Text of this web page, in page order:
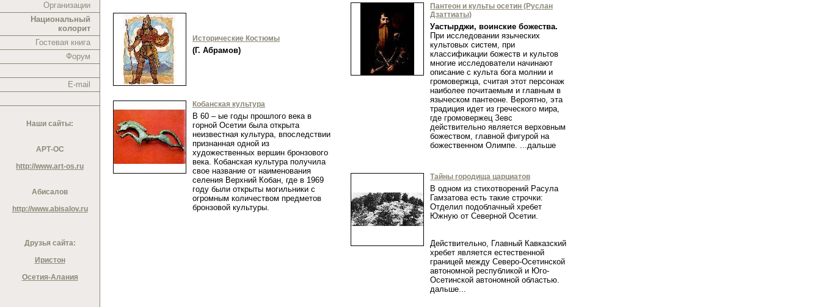
Организации
Национальный
колорит
Гостевая книга
Форум
E-mail
Наши сайты:
АРТ-ОС
http://www.art-os.ru
Абисалов
http://www.abisalov.ru
Друзья сайта:
Иристон
Осетия-Алания
Исторические Костюмы
(Г. Абрамов)
Кобанская культура
В 60 – ые годы прошлого века в
горной Осетии была открыта
неизвестная культура, впоследствии
признанная одной из
художественных вершин бронзового
века. Кобанская культура получила
свое название от наименования
селения Верхний Кобан, где в 1969
году были открыты могильники с
огромным количеством предметов
бронзовой культуры.
Пантеон и культы осетин (Руслан
Дзаттиаты)
Уастырджи, воинские божества.
При исследовании языческих
культовых систем, при
классификации божеств и культов
многие исследователи начинают
описание с культа бога молнии и
громовержца, считая этот персонаж
наиболее почитаемым и главным в
языческом пантеоне. Вероятно, эта
традиция идет из греческого мира,
где громовержец Зевс
действительно является верховным
божеством, главной фигурой на
божественном Олимпе. ...дальше
Тайны городища царциатов
В одном из стихотворений Расула
Гамзатова есть такие строчки:
Отделил подоблачный хребет
Южную от Северной Осетии.
Действительно, Главный Кавказский
хребет является естественной
границей между Северо-Осетинской
автономной республикой и Юго-
Осетинской автономной областью.
дальше...